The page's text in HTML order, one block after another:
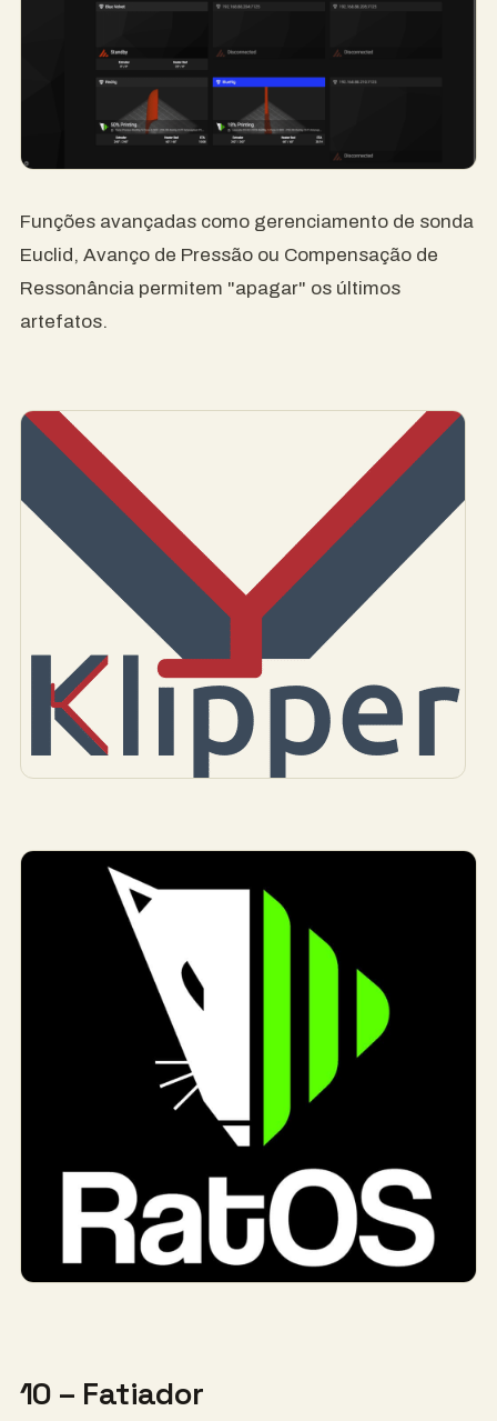
Funções avançadas como gerenciamento de sonda
Euclid, Avanço de Pressão ou Compensação de
Ressonância permitem "apagar" os últimos
artefatos.
10 – Fatiador